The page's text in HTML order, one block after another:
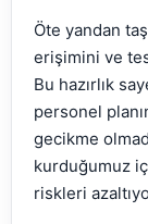
Öte yandan
erişimini ve
Bu hazırlık
personel
gecikme
kurduğumuz
riskleri